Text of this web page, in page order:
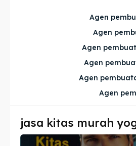
Imta
Imta
Agen
Agen
Agen
Agen
Agen
Agen
jasa kitas murah